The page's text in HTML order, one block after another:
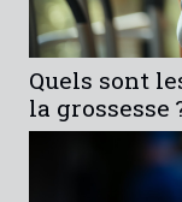
Quels sont
la grossesse